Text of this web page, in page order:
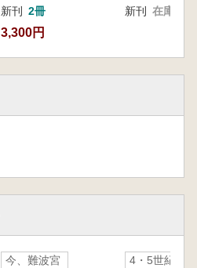
新刊 2冊
3,300円
新刊 在庫なし
今、難波宮
4・5世紀の